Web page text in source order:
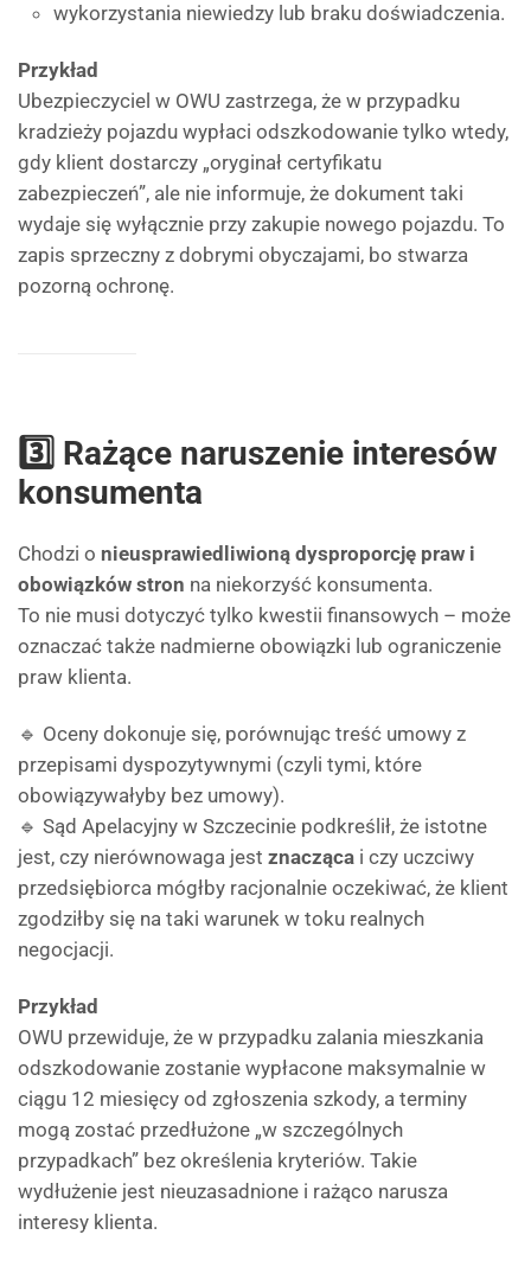
wykorzystania niewiedzy lub braku doświadczenia.
Przykład
Ubezpieczyciel w OWU zastrzega, że w przypadku
kradzieży pojazdu wypłaci odszkodowanie tylko wtedy,
gdy klient dostarczy „oryginał certyfikatu
zabezpieczeń”, ale nie informuje, że dokument taki
wydaje się wyłącznie przy zakupie nowego pojazdu. To
zapis sprzeczny z dobrymi obyczajami, bo stwarza
pozorną ochronę.
3️⃣ Rażące naruszenie interesów
konsumenta
Chodzi o nieusprawiedliwioną dysproporcję praw i
obowiązków stron na niekorzyść konsumenta.
To nie musi dotyczyć tylko kwestii finansowych – może
oznaczać także nadmierne obowiązki lub ograniczenie
praw klienta.
🔹 Oceny dokonuje się, porównując treść umowy z
przepisami dyspozytywnymi (czyli tymi, które
obowiązywałyby bez umowy).
🔹 Sąd Apelacyjny w Szczecinie podkreślił, że istotne
jest, czy nierównowaga jest znacząca i czy uczciwy
przedsiębiorca mógłby racjonalnie oczekiwać, że klient
zgodziłby się na taki warunek w toku realnych
negocjacji.
Przykład
OWU przewiduje, że w przypadku zalania mieszkania
odszkodowanie zostanie wypłacone maksymalnie w
ciągu 12 miesięcy od zgłoszenia szkody, a terminy
mogą zostać przedłużone „w szczególnych
przypadkach” bez określenia kryteriów. Takie
wydłużenie jest nieuzasadnione i rażąco narusza
interesy klienta.